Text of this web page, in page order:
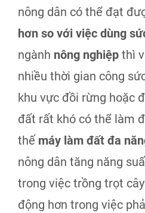
nông dân có thể đạt
hơn so với việc dùng
ngành nông nghiệp thì
nhiều thời gian công
khu vực đồi rừng hoặc
đất rất khó có thể làm
thế máy làm đất đa
nông dân tăng năng
trong việc trồng trọt
động hơn trong việc